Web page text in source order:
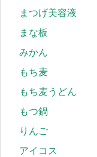
まつげ美容液
まな板
みかん
もち麦
もち麦うどん
もつ鍋
りんご
アイコス